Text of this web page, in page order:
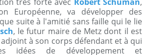
Européenne, va développer des
suite à l'amitié sans faille qui le lie
, le futur maire de Metz dont il est
à son corps défendant et à qui
idées de développement et